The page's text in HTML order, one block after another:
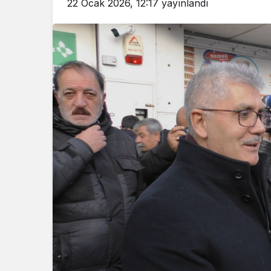
22 Ocak 2026, 12:17 yayınlandı